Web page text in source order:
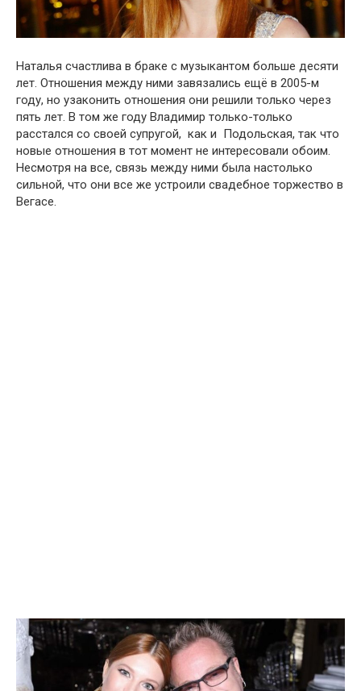
Наталья счастлива в браке с музыкантом больше десяти
лет. Отношения между ними завязались ещё в 2005-м
году, но узаконить отношения они решили только через
пять лет. В том же году Владимир только-только
расстался со своей супругой, как и Подольская, так что
новые отношения в тот момент не интересовали обоим.
Несмотря на все, связь между ними была настолько
сильной, что они все же устроили свадебное торжество в
Вегасе.